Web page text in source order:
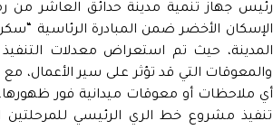
رئيس جهاز تنمية مدينة حدائق العاشر
الإسكان الأخضر ضمن المبادرة الرئاسية
المدينة، حيث تم استعراض معدلات التنفيذ
والمعوقات التي قد تؤثر على سير الأعمال، مع
أي ملاحظات أو معوقات ميدانية فور ظهورها.
تنفيذ مشروع خط الري الرئيسي